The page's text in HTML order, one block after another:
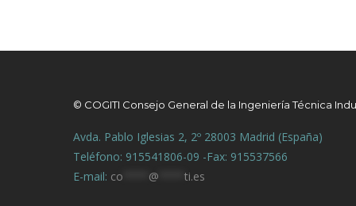
© COGITI Consejo General de la Ingeniería Técnica
Avda. Pablo Iglesias 2, 2º 28003 Madrid (España)
Teléfono: 915541806-09 -Fax: 915537566
E-mail: co @ ti.es